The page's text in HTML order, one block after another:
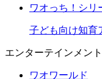
ワオっち！シリ
子ども向け知育
エンターテインメン
ワオワールド